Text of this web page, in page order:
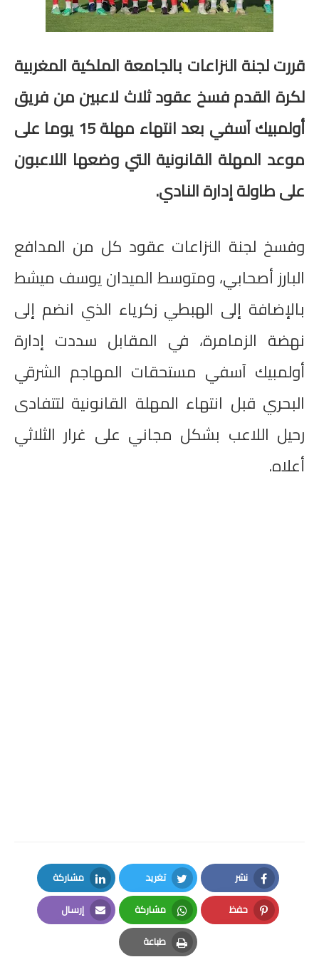
قررت لجنة النزاعات بالجامعة الملكية المغربية
لكرة القدم فسخ عقود ثلاث لاعبين من فريق
أولمبيك آسفي بعد انتهاء مهلة 15 يوما على
موعد المهلة القانونية التي وضعها اللاعبون
على طاولة إدارة النادي.
وفسخ لجنة النزاعات عقود كل من المدافع
البارز أصحابي، ومتوسط الميدان يوسف ميشط
بالإضافة إلى الهبطي زكرياء الذي انضم إلى
نهضة الزمامرة، في المقابل سددت إدارة
أولمبيك آسفي مستحقات المهاجم الشرقي
البحري قبل انتهاء المهلة القانونية لتتفادى
رحيل اللاعب بشكل مجاني على غرار الثلاثي
أعلاه.
نشر
Facebook
تغريد
Twitter
مشاركة
LinkedIn
حفظ
Pinterest
مشاركة
Whatsapp
إرسال
Email
طباعة